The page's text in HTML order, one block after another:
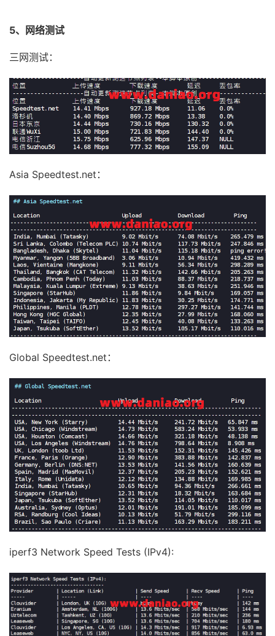
5、网络测试
三网测试：
Asia Speedtest.net：
Global Speedtest.net：
iperf3 Network Speed Tests (IPv4):